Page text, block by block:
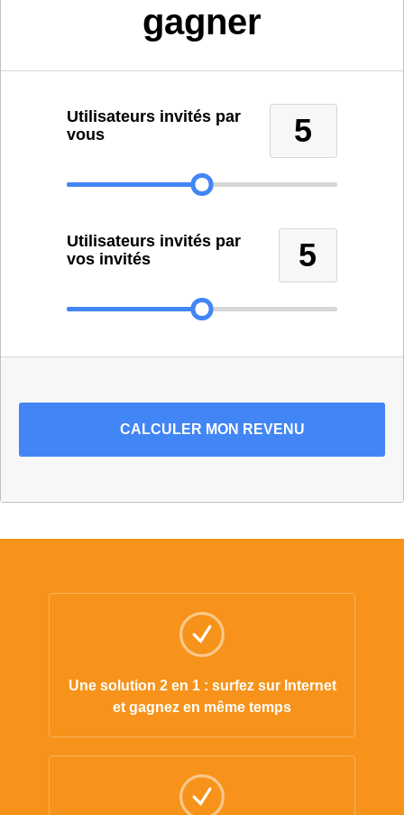
gagner
Utilisateurs invités par
vous
5
Utilisateurs invités par
vos invités
5
CALCULER MON REVENU
Une solution 2 en 1 : surfez sur Internet
et gagnez en même temps